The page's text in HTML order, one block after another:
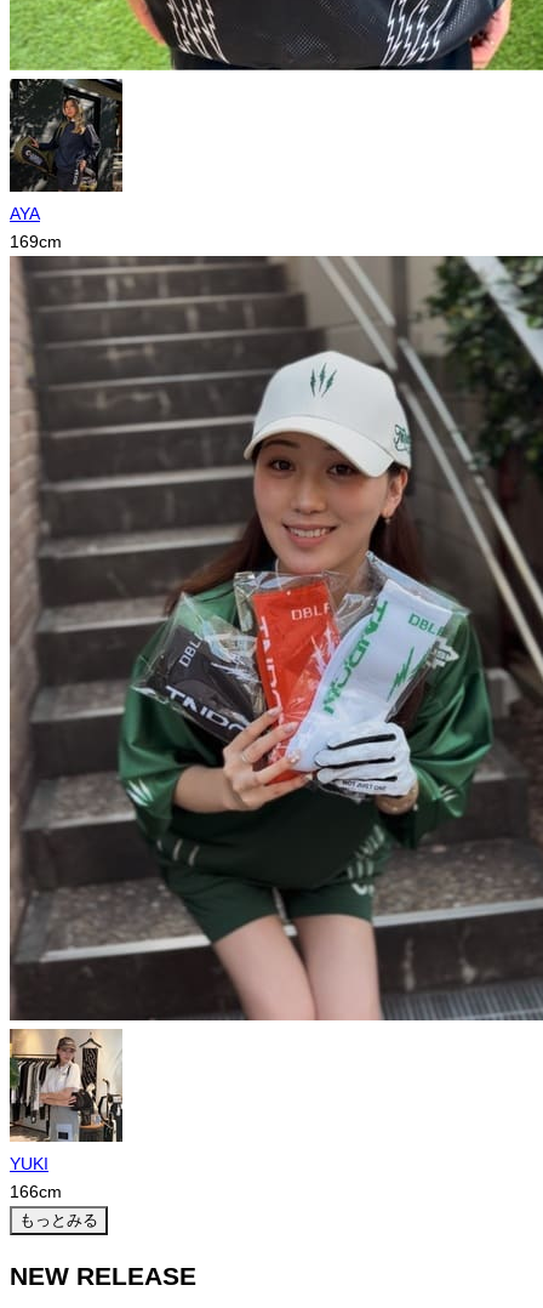
AYA
169cm
YUKI
166cm
もっとみる
NEW RELEASE